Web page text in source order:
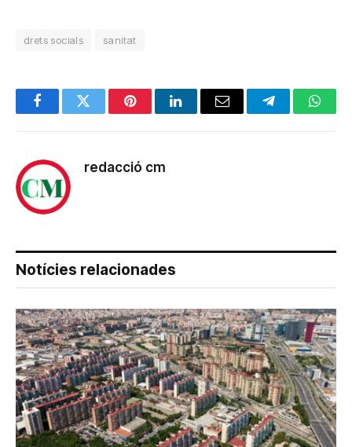
drets socials sanitat
FacebookTwitter PinterestLinkedInEmail Telegram
redacció cm
Notícies relacionades